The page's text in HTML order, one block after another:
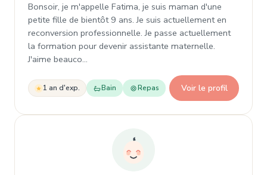
Bonsoir, je m'appelle Fatima, je suis maman d'une
petite fille de bientôt 9 ans. Je suis actuellement en
reconversion professionnelle. Je passe actuellement
la formation pour devenir assistante maternelle.
J'aime beauco…
1 an d'exp. Bain Repas Voir le profil